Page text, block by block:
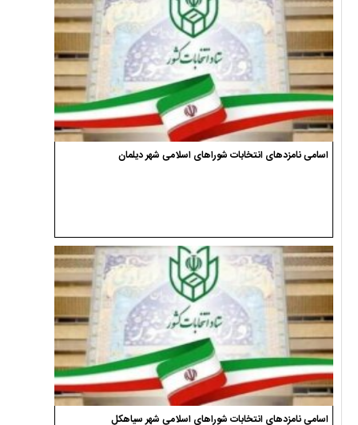
اسامی نامزدهای انتخابات شوراهای اسلامی شهر دیلمان
اسامی نامزدهای انتخابات شوراهای اسلامی شهر سیاهکل